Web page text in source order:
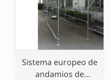
Sistema europeo de
andamios de